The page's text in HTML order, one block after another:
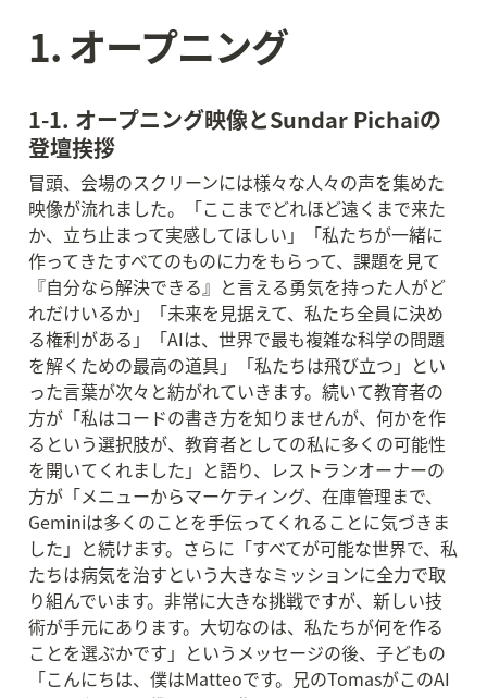
1. オープニング
1-1. オープニング映像とSundar Pichaiの
登壇挨拶
冒頭、会場のスクリーンには様々な人々の声を集めた
映像が流れました。「ここまでどれほど遠くまで来た
か、立ち止まって実感してほしい」「私たちが一緒に
作ってきたすべてのものに力をもらって、課題を見て
『自分なら解決できる』と言える勇気を持った人がど
れだけいるか」「未来を見据えて、私たち全員に決め
る権利がある」「AIは、世界で最も複雑な科学の問題
を解くための最高の道具」「私たちは飛び立つ」とい
った言葉が次々と紡がれていきます。続いて教育者の
方が「私はコードの書き方を知りませんが、何かを作
るという選択肢が、教育者としての私に多くの可能性
を開いてくれました」と語り、レストランオーナーの
方が「メニューからマーケティング、在庫管理まで、
Geminiは多くのことを手伝ってくれることに気づきま
した」と続けます。さらに「すべてが可能な世界で、私
たちは病気を治すという大きなミッションに全力で取
り組んでいます。非常に大きな挑戦ですが、新しい技
術が手元にあります。大切なのは、私たちが何を作る
ことを選ぶかです」というメッセージの後、子どもの
「こんにちは、僕はMatteoです。兄のTomasがこのAI